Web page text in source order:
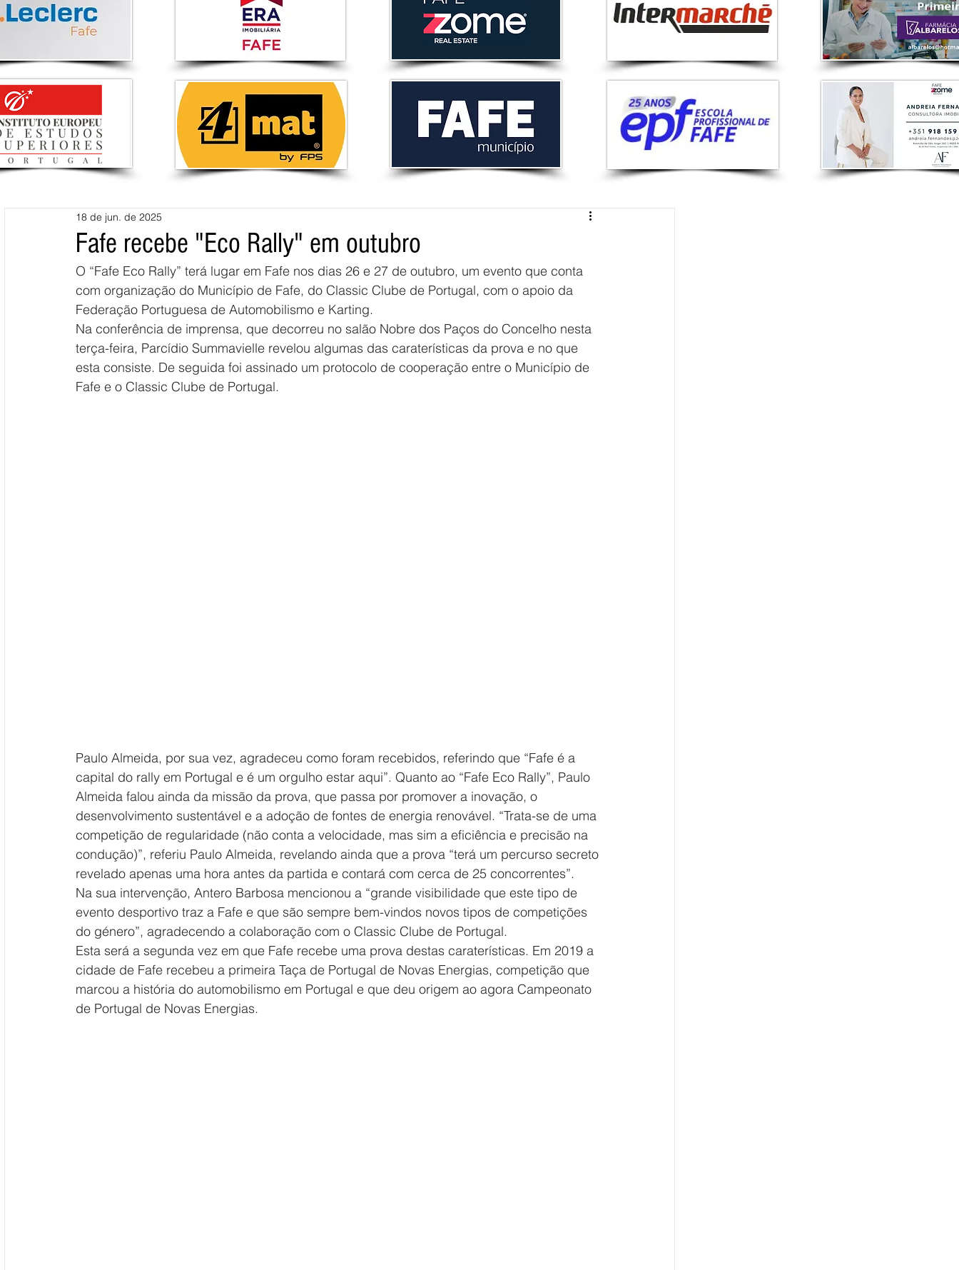
Fafe recebe "Eco Rally" em outubro
18 de jun. de 2025
O “Fafe Eco Rally” terá lugar em Fafe nos dias 26 e 27 de outubro, um evento que conta
com organização do Município de Fafe, do Classic Clube de Portugal, com o apoio da
Federação Portuguesa de Automobilismo e Karting.
Na conferência de imprensa, que decorreu no salão Nobre dos Paços do Concelho nesta
terça-feira, Parcídio Summavielle revelou algumas das caraterísticas da prova e no que
esta consiste. De seguida foi assinado um protocolo de cooperação entre o Município de
Fafe e o Classic Clube de Portugal.
Paulo Almeida, por sua vez, agradeceu como foram recebidos, referindo que “Fafe é a
capital do rally em Portugal e é um orgulho estar aqui”. Quanto ao “Fafe Eco Rally”, Paulo
Almeida falou ainda da missão da prova, que passa por promover a inovação, o
desenvolvimento sustentável e a adoção de fontes de energia renovável. “Trata-se de uma
competição de regularidade (não conta a velocidade, mas sim a eficiência e precisão na
condução)”, referiu Paulo Almeida, revelando ainda que a prova “terá um percurso secreto
revelado apenas uma hora antes da partida e contará com cerca de 25 concorrentes”.
Na sua intervenção, Antero Barbosa mencionou a “grande visibilidade que este tipo de
evento desportivo traz a Fafe e que são sempre bem-vindos novos tipos de competições
do género”, agradecendo a colaboração com o Classic Clube de Portugal.
Esta será a segunda vez em que Fafe recebe uma prova destas caraterísticas. Em 2019 a
cidade de Fafe recebeu a primeira Taça de Portugal de Novas Energias, competição que
marcou a história do automobilismo em Portugal e que deu origem ao agora Campeonato
de Portugal de Novas Energias.